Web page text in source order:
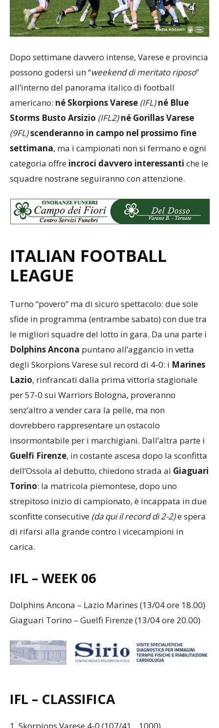
Dopo settimane davvero intense, Varese e provincia
possono godersi un “weekend di meritato riposo”
all’interno del panorama italico di football
americano: né Skorpions Varese (IFL)né Blue
Storms Busto Arsizio (IFL2) né Gorillas Varese
(9FL)scenderanno in campo nel prossimo fine
settimana, ma i campionati non si fermano e ogni
categoria offre incroci davvero interessanti che le
squadre nostrane seguiranno con attenzione.
ITALIAN FOOTBALL
LEAGUE
Turno “povero” ma di sicuro spettacolo: due sole
sfide in programma (entrambe sabato) con due tra
le migliori squadre del lotto in gara. Da una parte i
Dolphins Ancona
puntano all’aggancio in vetta
degli Skorpions Varese sul record di 4-0: i
, rinfrancati dalla prima vittoria stagionale
per 57-0 sui Warriors Bologna, proveranno
senz’altro a vender cara la pelle, ma non
dovrebbero rappresentare un ostacolo
insormontabile per i marchigiani. Dall’altra parte i
, in costante ascesa dopo la sconfitta
dell’Ossola al debutto, chiedono strada ai
Giaguari
: la matricola piemontese, dopo uno
strepitoso inizio di campionato, è incappata in due
(da qui il record di 2-2) e spera
di rifarsi alla grande contro i vicecampioni in
IFL – WEEK 06
Dolphins Ancona – Lazio Marines (13/04 ore 18.00)
Giaguari Torino – Guelfi Firenze (13/04 ore 20.00)